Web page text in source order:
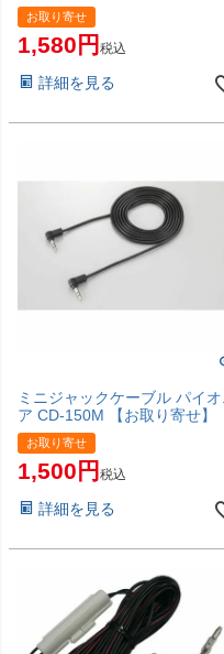
お取り寄せ
1,580 税込
詳細を見る
ミニジャックケーブル パイオ
ア CD-150M 【お取り寄せ】
お取り寄せ
1,500 税込
詳細を見る